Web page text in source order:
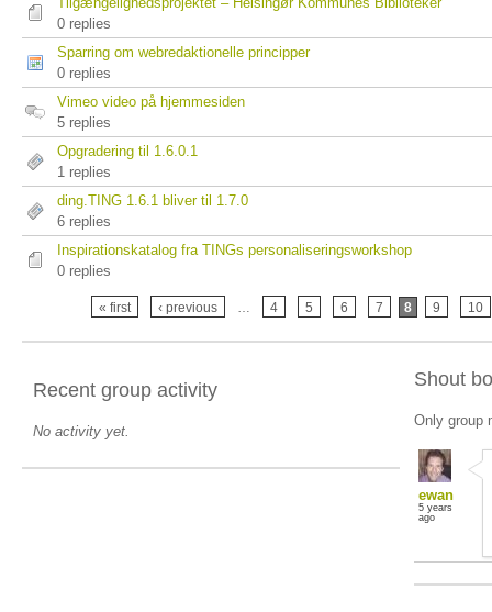
0 replies
Sparring om webredaktionelle principper
0 replies
Vimeo video på hjemmesiden
5 replies
Opgradering til 1.6.0.1
1 replies
ding.TING 1.6.1 bliver til 1.7.0
6 replies
Inspirationskatalog fra TINGs personaliseringsworkshop
0 replies
« first ‹ previous 4 5 6 7 8 9 10
Recent group activity
No activity yet.
Shout
Only group
ewan
5 years
ago